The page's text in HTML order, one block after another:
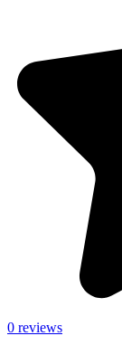
0 reviews